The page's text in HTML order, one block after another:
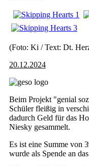
(Foto: Ki / Text: Dt.
20.12.2024
Beim Projekt "genial
Schüler fleißig in
dadurch Geld für das
Niesky gesammelt.
Es ist eine Summe von
wurde als Spende an